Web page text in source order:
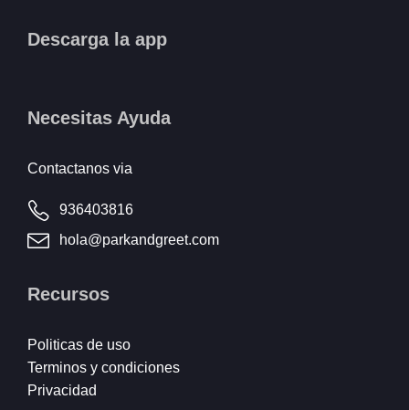
Descarga la app
Necesitas Ayuda
Contactanos via
936403816
hola@parkandgreet.com
Recursos
Politicas de uso
Terminos y condiciones
Privacidad